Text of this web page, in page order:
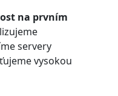
na prvním
servery
vysokou